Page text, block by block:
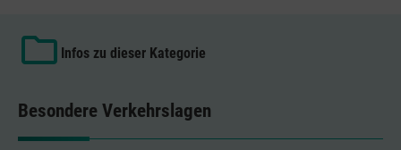
Infos zu dieser Kategorie
Besondere Verkehrslagen